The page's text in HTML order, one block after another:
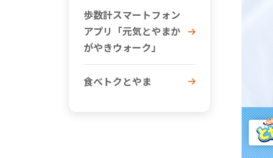
歩数計スマートフォン
アプリ「元気とやまか
がやきウォーク」
食べトクとやま